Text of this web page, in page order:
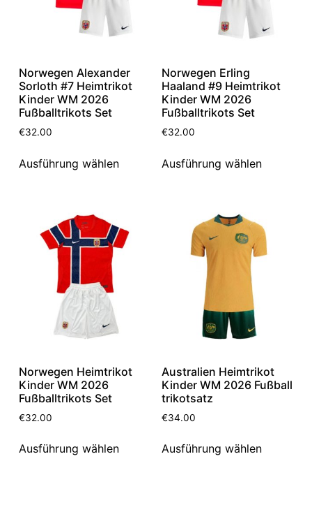
Norwegen Alexander
Sorloth #7 Heimtrikot
Kinder WM 2026
Fußballtrikots Set
€32.00
Ausführung wählen
Norwegen Erling
Haaland #9 Heimtrikot
Kinder WM 2026
Fußballtrikots Set
€32.00
Ausführung wählen
Norwegen Heimtrikot
Kinder WM 2026
Fußballtrikots Set
€32.00
Ausführung wählen
Australien Heimtrikot
Kinder WM 2026 Fußball
trikotsatz
€34.00
Ausführung wählen